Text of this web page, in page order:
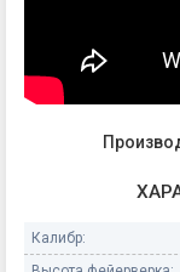
Калибр: